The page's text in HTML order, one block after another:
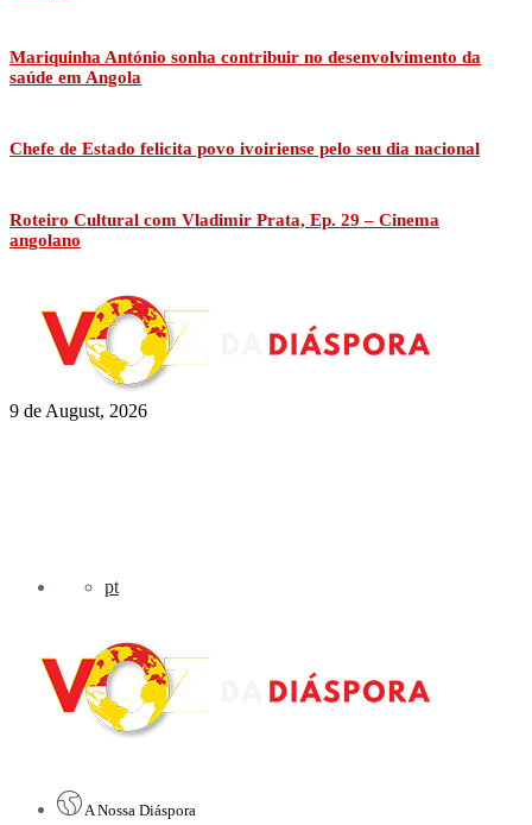
Mariquinha António sonha contribuir no desenvolvimento da
saúde em Angola
Chefe de Estado felicita povo ivoiriense pelo seu dia nacional
Roteiro Cultural com Vladimir Prata, Ep. 29 – Cinema
angolano
9 de August, 2026
pt
A Nossa Diáspora